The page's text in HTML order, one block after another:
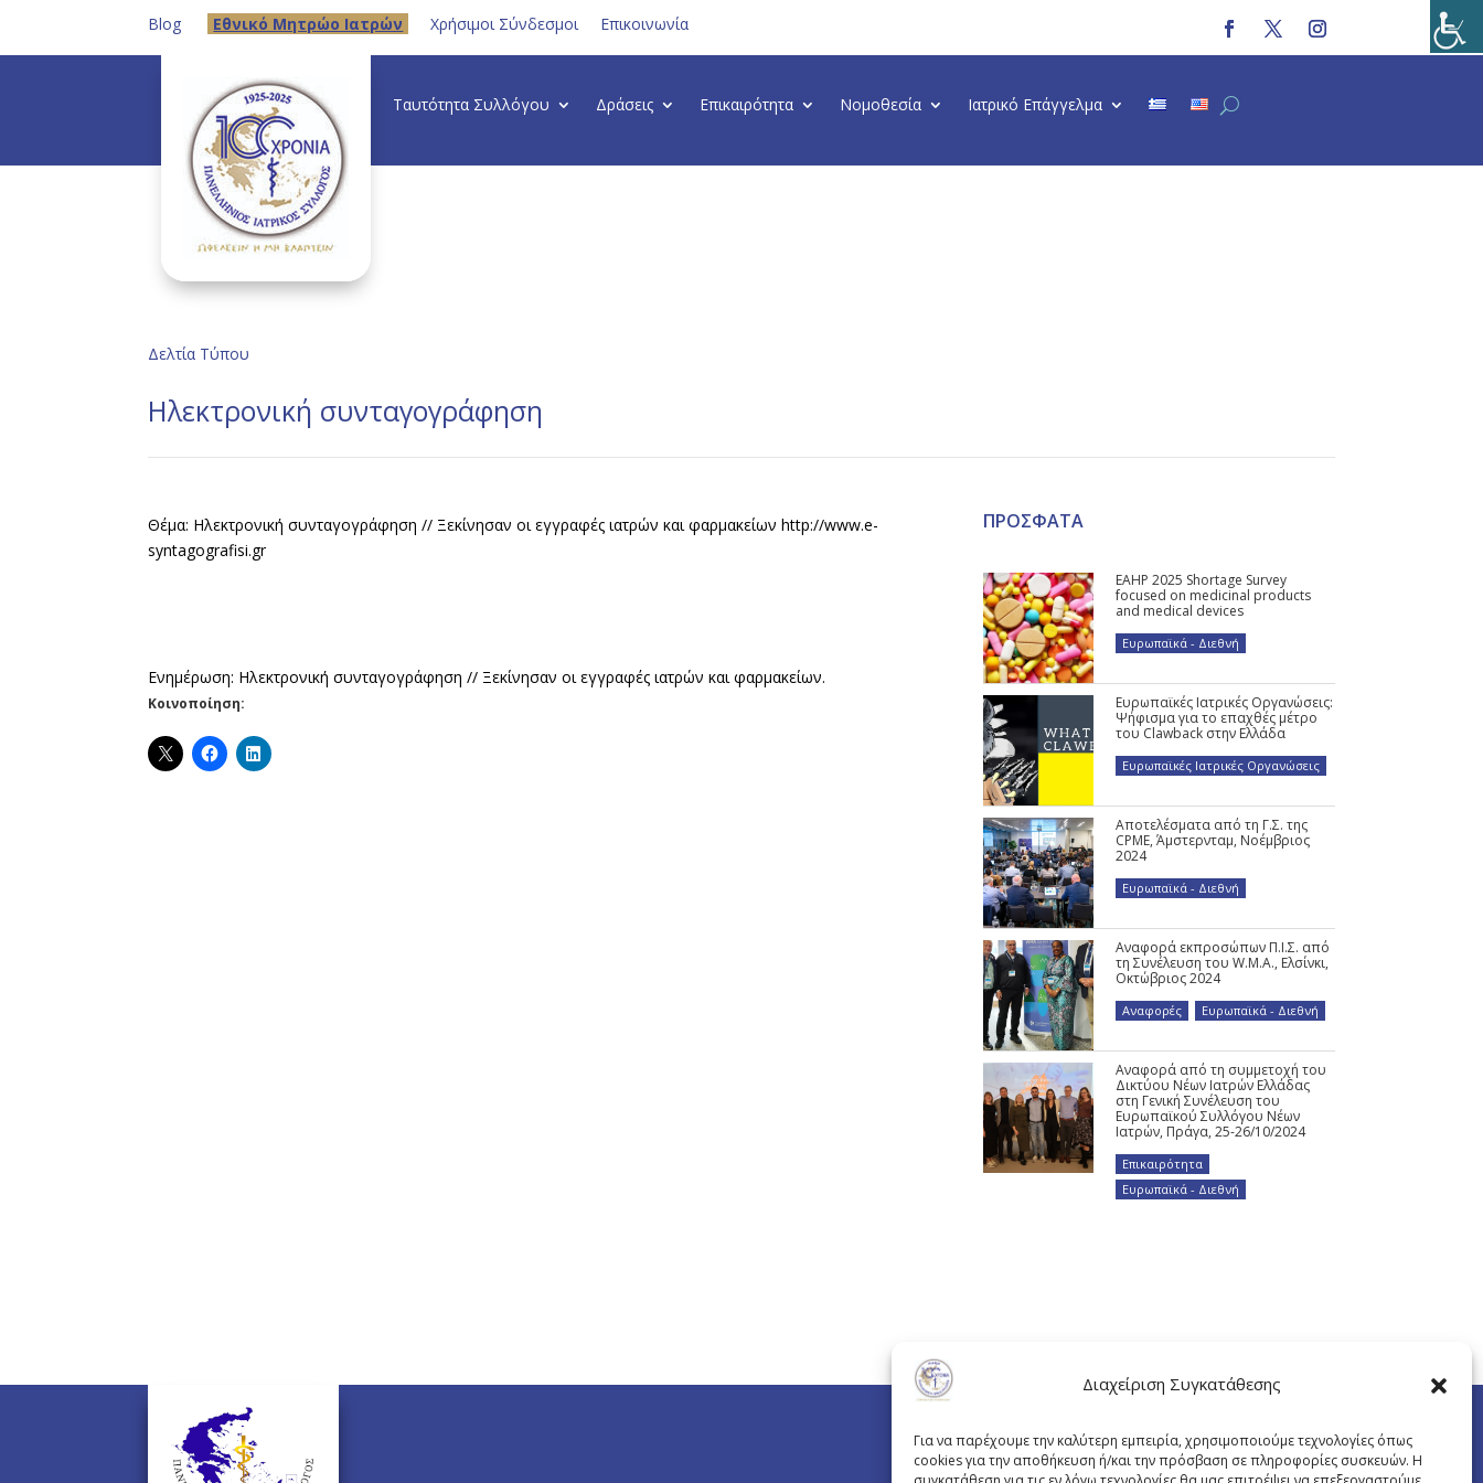
Διαχείριση Συγκατάθεσης
Για να παρέχουμε την καλύτερη εμπειρία, χρησιμοποιούμε τεχνολογίες όπως
cookies για την αποθήκευση ή/και την πρόσβαση σε πληροφορίες συσκευών. Η
Blog Eθνικό Μητρώο Ιατρών Χρήσιμοι Σύνδεσμοι Επικοινωνία
Ταυτότητα Συλλόγου Δράσεις Επικαιρότητα Νομοθεσία Ιατρικό Επάγγελμα
Δελτία Τύπου
Ηλεκτρονική συνταγογράφηση
Θέμα: Ηλεκτρονική συνταγογράφηση // Ξεκίνησαν οι εγγραφές ιατρών και φαρμακείων http://www.e-
syntagografisi.gr
Ενημέρωση: Ηλεκτρονική συνταγογράφηση // Ξεκίνησαν οι εγγραφές ιατρών και φαρμακείων.
Κοινοποίηση:
ΠΡΟΣΦΑΤΑ
EAHP 2025 Shortage Survey
focused on medicinal products
and medical devices
Ευρωπαϊκά - Διεθνή
Ευρωπαϊκές Ιατρικές Οργανώσεις:
Ψήφισμα για το επαχθές μέτρο
του Clawback στην Ελλάδα
Ευρωπαϊκές Ιατρικές Οργανώσεις
Αποτελέσματα από τη Γ.Σ. της
CPME, Άμστερνταμ, Νοέμβριος
2024
Ευρωπαϊκά - Διεθνή
Αναφορά εκπροσώπων Π.Ι.Σ. από
τη Συνέλευση του W.M.A., Ελσίνκι,
Οκτώβριος 2024
Αναφορές Ευρωπαϊκά - Διεθνή
Αναφορά από τη συμμετοχή του
Δικτύου Νέων Ιατρών Ελλάδας
στη Γενική Συνέλευση του
Ευρωπαϊκού Συλλόγου Νέων
Ιατρών, Πράγα, 25-26/10/2024
Επικαιρότητα
Ευρωπαϊκά - Διεθνή